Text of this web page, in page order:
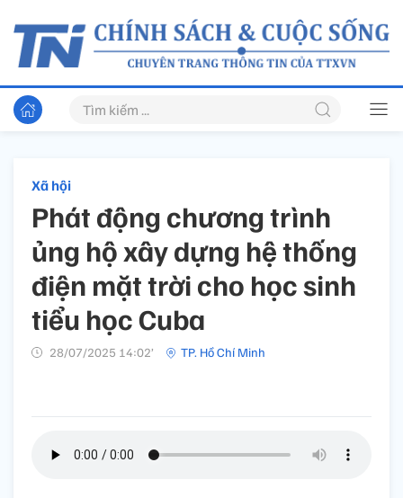
Xã hội
Phát động chương trình
ủng hộ xây dựng hệ thống
điện mặt trời cho học sinh
tiểu học Cuba
28/07/2025 14:02’ TP. Hồ Chí Minh